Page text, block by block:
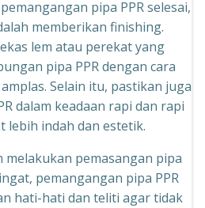
pipa PPR selesai,
memberikan finishing.
lem atau perekat yang
pipa PPR dengan cara
Selain itu, pastikan juga
dalam keadaan rapi dan rapi
lebih indah dan estetik.
melakukan pemasangan pipa
pemangangan pipa PPR
hati-hati dan teliti agar tidak